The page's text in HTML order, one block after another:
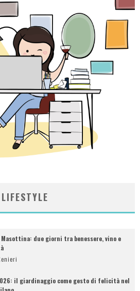
LIFESTYLE
due giorni tra benessere, vino e
il giardinaggio come gesto di felicità nel